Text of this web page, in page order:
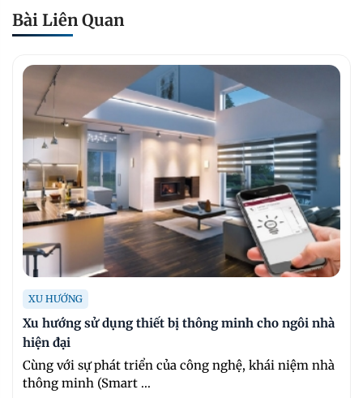
Bài Liên Quan
XU HƯỚNG
Xu hướng sử dụng thiết bị thông minh cho ngôi nhà
hiện đại
Cùng với sự phát triển của công nghệ, khái niệm nhà
thông minh (Smart ...